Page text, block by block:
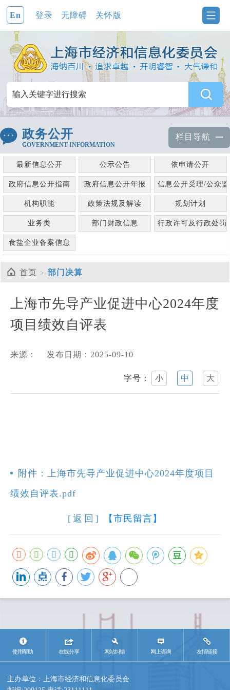
En 登录 无障碍 关怀版
政务公开
GOVERNMENT INFORMATION
栏目导航
最新信息公开 公示公告 依申请公开
政府信息公开指南 政府信息公开年报 信息公开受理/公众
机构职能 政策法规及解读 规划计划
业务类 部门财政信息 行政许可及行政处罚
食盐企业备案信息
首页 部门决算
上海市先导产业促进中心2024年度
项目绩效自评表
来源： 发布日期：2025-09-10
字号：小 中 大
附件：上海市先导产业促进中心2024年度项目
绩效自评表.pdf
[返回] 【市民留言】
使用帮助 在线分享 网站纠错 网上咨询 友情链接
主办单位：上海市经济和信息化委员会